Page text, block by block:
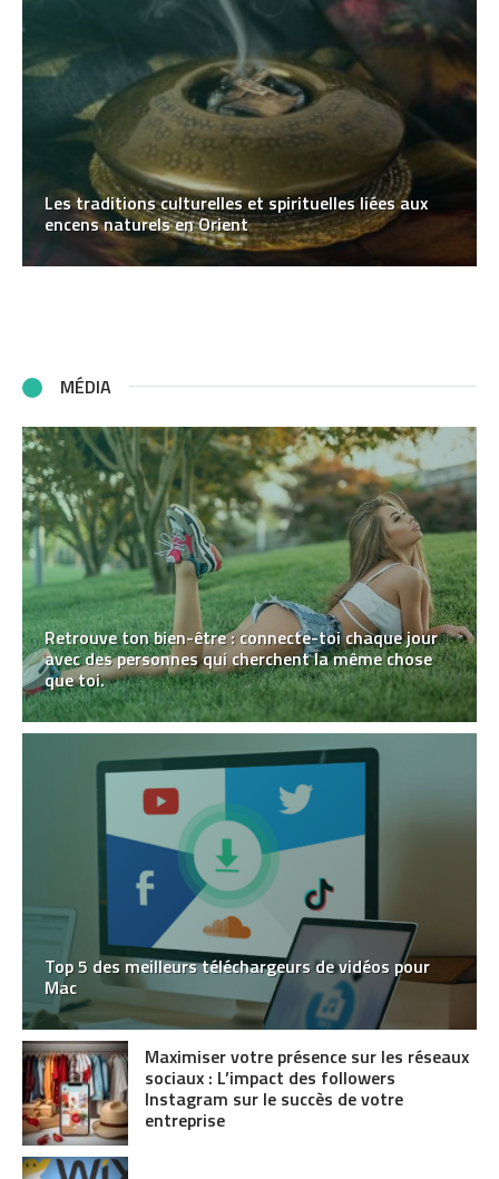
Les traditions culturelles et spirituelles liées aux
encens naturels en Orient
MÉDIA
Retrouve ton bien-être : connecte-toi chaque jour
avec des personnes qui cherchent la même chose
que toi.
Top 5 des meilleurs téléchargeurs de vidéos pour
Mac
Maximiser votre présence sur les réseaux
sociaux : L’impact des followers
Instagram sur le succès de votre
entreprise